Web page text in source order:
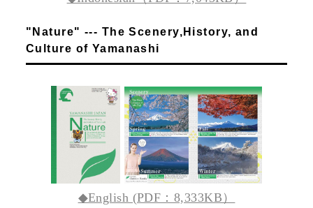
"Nature" --- The Scenery,History, and
Culture of Yamanashi
◆English (PDF：8,333KB）